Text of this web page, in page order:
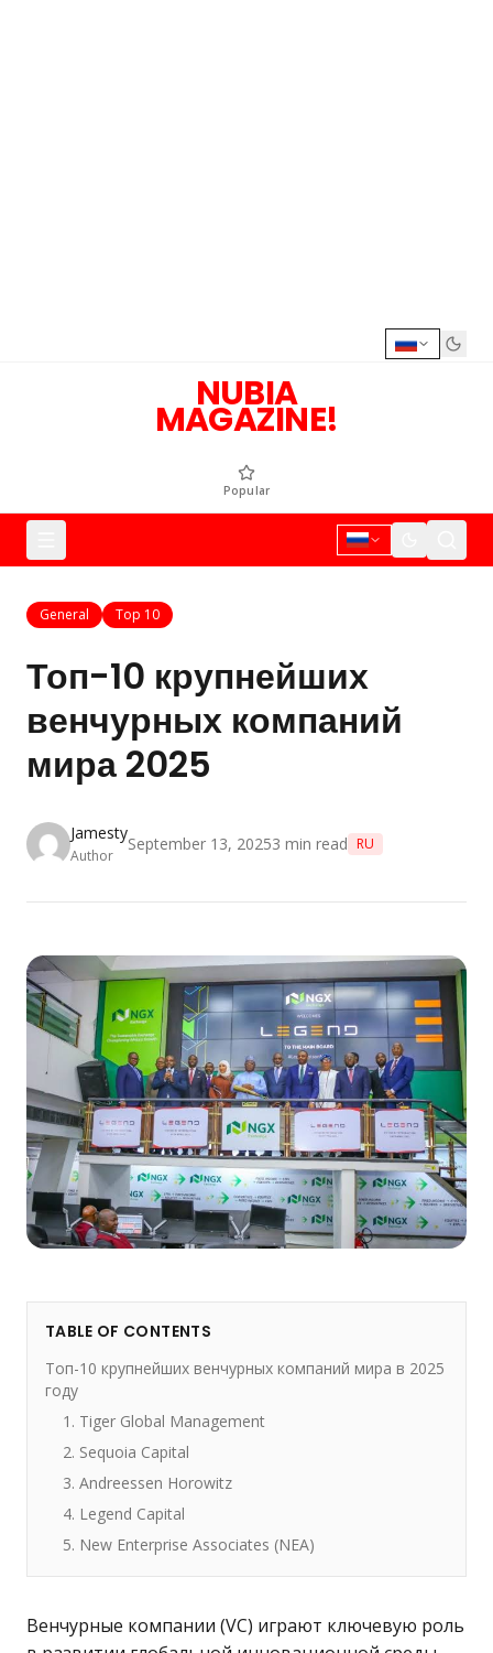
NUBIA
MAGAZINE!
Popular
General Top 10
Топ-10 крупнейших
венчурных компаний
мира 2025
Jamesty
Author
September 13, 20253 min read RU
TABLE OF CONTENTS
Топ-10 крупнейших венчурных компаний мира в 2025
году
1. Tiger Global Management
2. Sequoia Capital
3. Andreessen Horowitz
4. Legend Capital
5. New Enterprise Associates (NEA)
Венчурные компании (VC) играют ключевую роль